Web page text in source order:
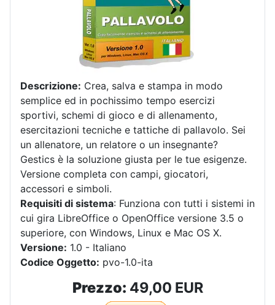
Descrizione: Crea, salva e stampa in modo
semplice ed in pochissimo tempo esercizi
sportivi, schemi di gioco e di allenamento,
esercitazioni tecniche e tattiche di pallavolo. Sei
un allenatore, un relatore o un insegnante?
Gestics è la soluzione giusta per le tue esigenze.
Versione completa con campi, giocatori,
accessori e simboli.
Requisiti di sistema: Funziona con tutti i sistemi in
cui gira LibreOffice o OpenOffice versione 3.5 o
superiore, con Windows, Linux e Mac OS X.
Versione: 1.0 - Italiano
Codice Oggetto: pvo-1.0-ita
Prezzo: 49,00 EUR